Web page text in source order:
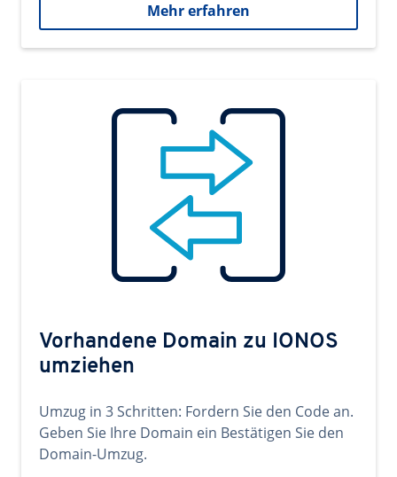
Mehr erfahren
Vorhandene Domain zu IONOS
umziehen
Umzug in 3 Schritten: Fordern Sie den Code an.
Geben Sie Ihre Domain ein Bestätigen Sie den
Domain-Umzug.